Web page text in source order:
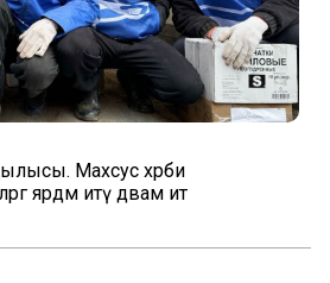
Махсус хәрби
ярдәм итү дәвам итә